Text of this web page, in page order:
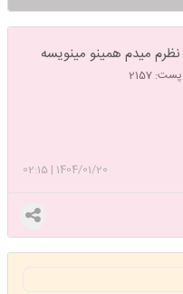
2157
میدم همینو مینویسه
1404/01/20
|
02:15